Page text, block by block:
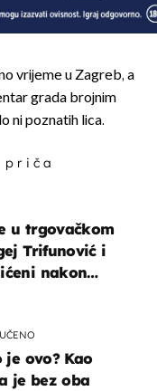
vrijeme u Zagreb, a
grada brojnim
ni poznatih lica.
u trgovačkom
Trifunović i
nakon
ovo? Kao
je bez oba